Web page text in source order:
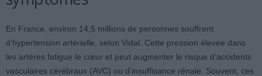
En France, environ 14,5 millions de personnes souffrent
d’hypertension artérielle, selon Vidal. Cette pression élevée dans
les artères fatigue le cœur et peut augmenter le risque d’accidents
vasculaires cérébraux (AVC) ou d’insuffisance rénale. Souvent, ces